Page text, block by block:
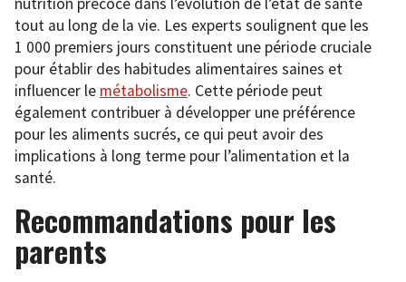
tout au long de la vie. Les experts soulignent que les
1 000 premiers jours constituent une période cruciale
pour établir des habitudes alimentaires saines et
influencer le métabolisme. Cette période peut
également contribuer à développer une préférence
pour les aliments sucrés, ce qui peut avoir des
implications à long terme pour l’alimentation et la
santé.
Recommandations pour les
parents